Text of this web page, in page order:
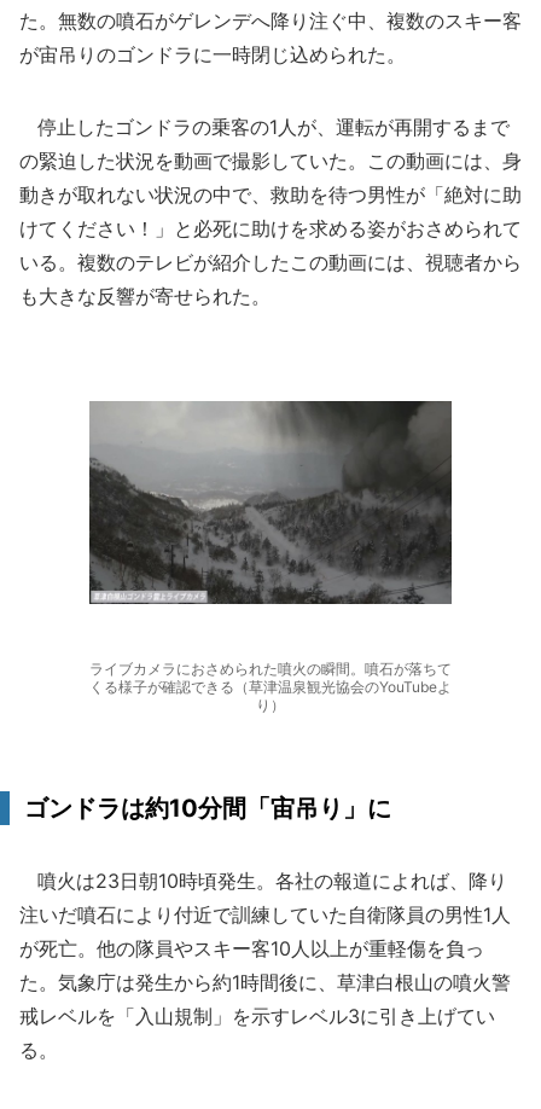
た。無数の噴石がゲレンデへ降り注ぐ中、複数のスキー客
が宙吊りのゴンドラに一時閉じ込められた。
停止したゴンドラの乗客の1人が、運転が再開するまで
の緊迫した状況を動画で撮影していた。この動画には、身
動きが取れない状況の中で、救助を待つ男性が「絶対に助
けてください！」と必死に助けを求める姿がおさめられて
いる。複数のテレビが紹介したこの動画には、視聴者から
も大きな反響が寄せられた。
ライブカメラにおさめられた噴火の瞬間。噴石が落ちて
くる様子が確認できる（草津温泉観光協会のYouTubeよ
り）
ゴンドラは約10分間「宙吊り」に
噴火は23日朝10時頃発生。各社の報道によれば、降り
注いだ噴石により付近で訓練していた自衛隊員の男性1人
が死亡。他の隊員やスキー客10人以上が重軽傷を負っ
た。気象庁は発生から約1時間後に、草津白根山の噴火警
戒レベルを「入山規制」を示すレベル3に引き上げてい
る。